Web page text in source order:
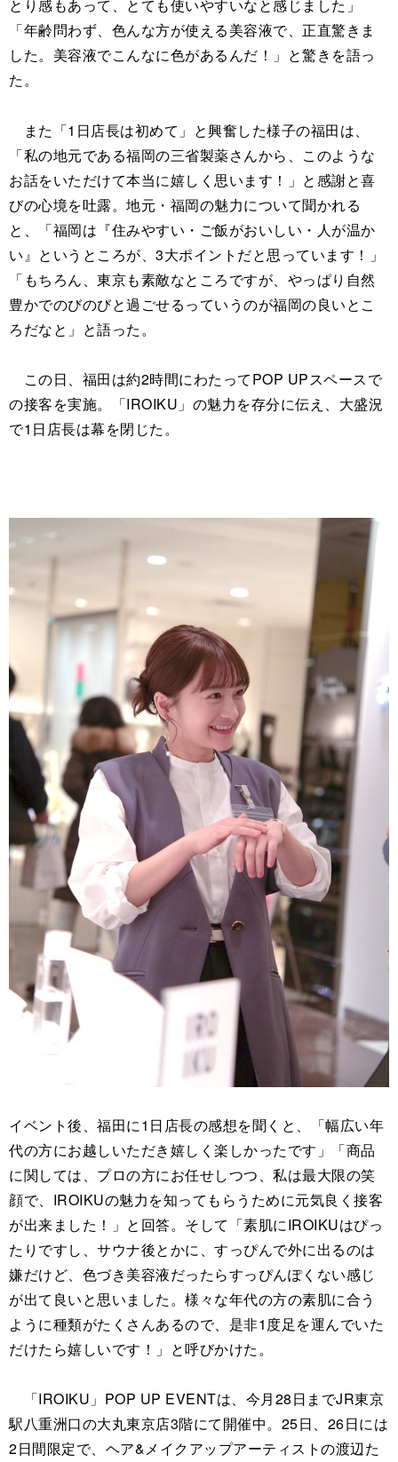
とり感もあって、とても使いやすいなと感じました」
「年齢問わず、色んな方が使える美容液で、正直驚きま
した。美容液でこんなに色があるんだ！」と驚きを語っ
た。
また「1日店長は初めて」と興奮した様子の福田は、
「私の地元である福岡の三省製薬さんから、このような
お話をいただけて本当に嬉しく思います！」と感謝と喜
びの心境を吐露。地元・福岡の魅力について聞かれる
と、「福岡は『住みやすい・ご飯がおいしい・人が温か
い』というところが、3大ポイントだと思っています！」
「もちろん、東京も素敵なところですが、やっぱり自然
豊かでのびのびと過ごせるっていうのが福岡の良いとこ
ろだなと」と語った。
この日、福田は約2時間にわたってPOP UPスペースで
の接客を実施。「IROIKU」の魅力を存分に伝え、大盛況
で1日店長は幕を閉じた。
イベント後、福田に1日店長の感想を聞くと、「幅広い年
代の方にお越しいただき嬉しく楽しかったです」「商品
に関しては、プロの方にお任せしつつ、私は最大限の笑
顔で、IROIKUの魅力を知ってもらうために元気良く接客
が出来ました！」と回答。そして「素肌にIROIKUはぴっ
たりですし、サウナ後とかに、すっぴんで外に出るのは
嫌だけど、色づき美容液だったらすっぴんぽくない感じ
が出て良いと思いました。様々な年代の方の素肌に合う
ように種類がたくさんあるので、是非1度足を運んでいた
だけたら嬉しいです！」と呼びかけた。
「IROIKU」POP UP EVENTは、今月28日までJR東京
駅八重洲口の大丸東京店3階にて開催中。25日、26日には
2日間限定で、ヘア&メイクアップアーティストの渡辺た